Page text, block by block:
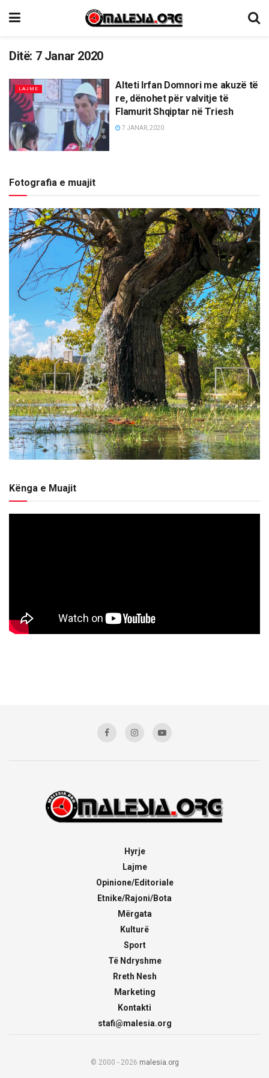
Ditë: 7 Janar 2020
LAJME
Alteti Irfan Domnori me akuzë të
re, dënohet për valvitje të
Flamurit Shqiptar në Triesh
7 JANAR, 2020
Fotografia e muajit
Kënga e Muajit
Hyrje
Lajme
Opinione/Editoriale
Etnike/Rajoni/Bota
Mërgata
Kulturë
Sport
Të Ndryshme
Rreth Nesh
Marketing
Kontakti
stafi@malesia.org
© 2000 - 2026 malesia.org